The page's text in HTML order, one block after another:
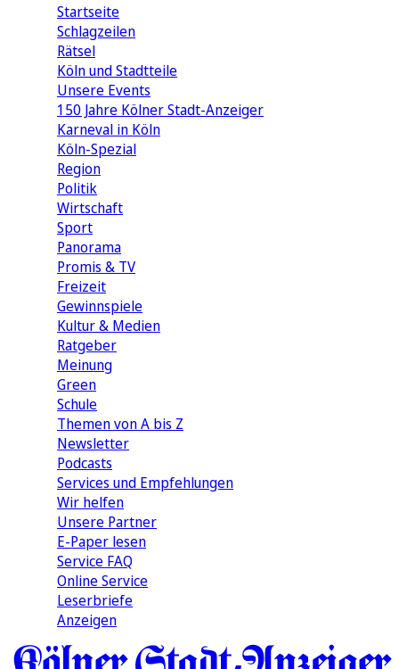
Startseite
Schlagzeilen
Rätsel
Köln und Stadtteile
Unsere Events
150 Jahre Kölner Stadt-Anzeiger
Karneval in Köln
Köln-Spezial
Region
Politik
Wirtschaft
Sport
Panorama
Promis & TV
Freizeit
Gewinnspiele
Kultur & Medien
Ratgeber
Meinung
Green
Schule
Themen von A bis Z
Newsletter
Podcasts
Services und Empfehlungen
Wir helfen
Unsere Partner
E-Paper lesen
Service FAQ
Online Service
Leserbriefe
Anzeigen